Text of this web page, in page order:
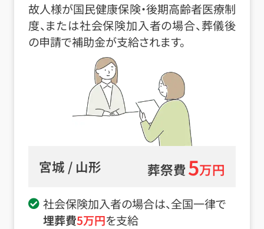
故人様が国民健康保険・後期高齢者医療制
度、または社会保険加入者の場合、葬儀後
の申請で補助金が支給されます。
宮城 / 山形 葬祭費5万円
社会保険加入者の場合は、全国一律で
埋葬費5万円を支給